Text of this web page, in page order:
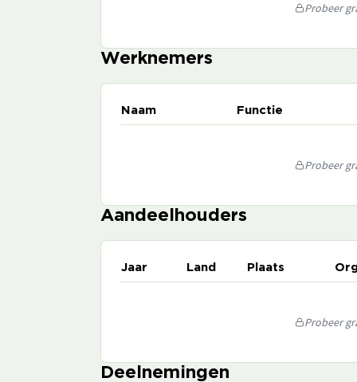
Probeer
Werknemers
Naam Functie
Probeer
Aandeelhouders
Jaar Land Plaats
Probeer
Deelnemingen